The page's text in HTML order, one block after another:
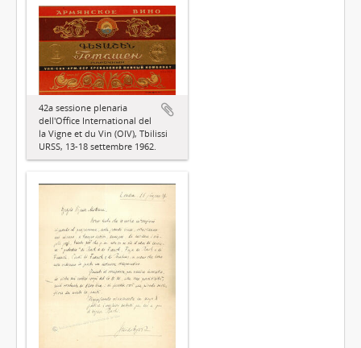
42a sessione plenaria
dell'Office International del
la Vigne et du Vin (OIV), Tbilissi
URSS, 13-18 settembre 1962.